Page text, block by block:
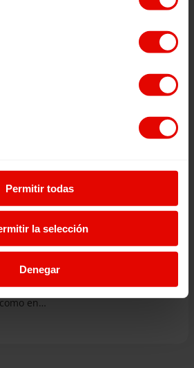
Permitir todas
la selección
Denegar
escolar de Entreculturas
que ponemos a disposición
en…